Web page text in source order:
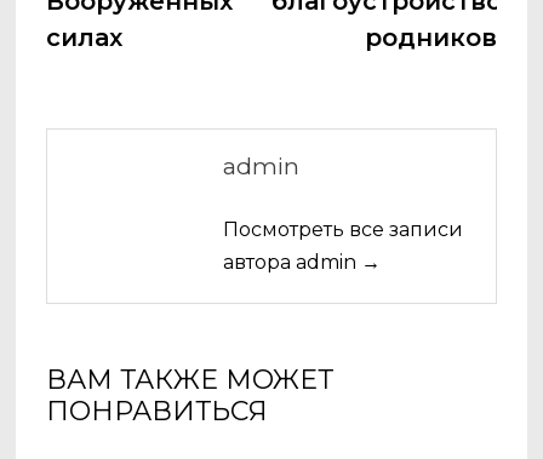
силах
родников
admin
Посмотреть все записи
автора admin →
ВАМ ТАКЖЕ МОЖЕТ
ПОНРАВИТЬСЯ